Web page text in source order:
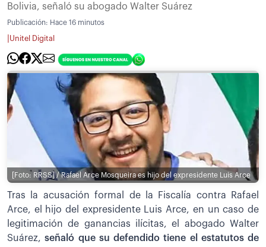
Bolivia, señaló su abogado Walter Suárez
Publicación: Hace 16 minutos
Unitel Digital
[Foto: RRSS] / Rafael Arce Mosqueira es hijo del expresidente Luis Arce
Tras la acusación formal de la Fiscalía contra Rafael
Arce, el hijo del expresidente Luis Arce, en un caso de
legitimación de ganancias ilícitas, el abogado Walter
Suárez,señaló que su defendido tiene el estatutos de